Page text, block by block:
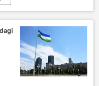
tadbirkor